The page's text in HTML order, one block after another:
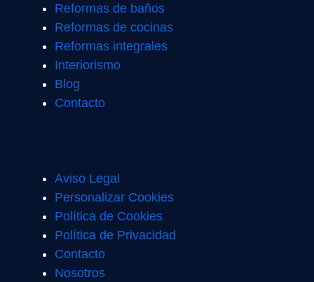
Reformas de baños
Reformas de cocinas
Reformas integrales
Interiorismo
Blog
Contacto
Aviso Legal
Personalizar Cookies
Política de Cookies
Política de Privacidad
Contacto
Nosotros